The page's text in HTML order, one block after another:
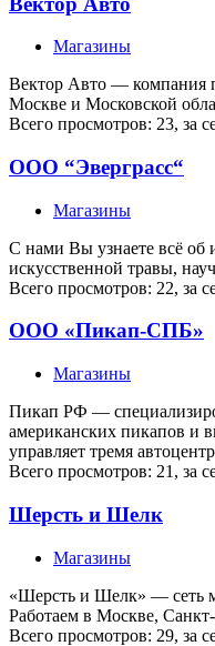
Магазины
Вектор Авто — компания
Москве и Московской
Всего просмотров: 23, за
ООО “Эверграсс“
Магазины
С нами Вы узнаете всё об
искусственной травы,
Всего просмотров: 22, за
ООО «Пикап-СПБ»
Магазины
Пикап РФ —
американских пикапов и
управляет тремя
Всего просмотров: 21, за
Шерсть и Шелк
Магазины
«Шерсть и Шелк» — сеть
Работаем в Москве,
Всего просмотров: 29, за